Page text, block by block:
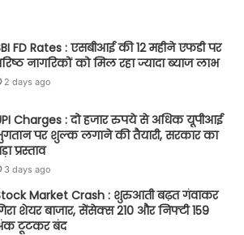
FD Rates : एसबीआई की 12 महीने एफडी पर
नागरिकों को मिल रहा ज्यादा ब्याज लाभ
2 days ago
Charges : दो हजार रुपये से अधिक यूपीआई
पर शुल्क लगाने की तैयारी, सरकार का
प्रस्ताव
3 days ago
Market Crash : शुरुआती बढ़त गंवाकर
शेयर बाजार, सेंसेक्स 210 और निफ्टी 159
टूटकर बंद